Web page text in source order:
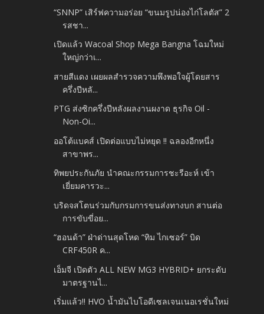
“SNNP” เสิร์ฟความอร่อย “ขนมรูปน่องไก่โลตัส” 2
รสชา...
เปิดแล้ว Wacoal Shop Mega Bangna โฉมใหม่
ใหญ่กว่าเ...
สายสีแดง เผยผลสำรวจความพึงพอใจผู้โดยสาร
ครึ่งปีหลั...
PTG ส่งซิกครึ่งปีหลังผลงานผงาด ธุรกิจ Oil -
Non-Oi...
ออโต้แบคส์ เปิดต่อแบบไม่หยุด !! ฉลองอีกหนึ่ง
สาขาพร...
ทิพยประกันภัย นำคณะกรรมการชะรีอะห์ เข้า
เยี่ยมคารวะ...
บริดจสโตนร่วมกับกรมการขนส่งทางบก สานต่อ
การขับขี่อย...
“ฮอนด้า” ฝ่าด่านสุดโหด “ทิม ไกเซอร์” บิด
CRF450R ค...
เอ็มจี เปิดตัว ALL NEW MG3 HYBRID+ ยกระดับ
มาตรฐานไ...
เริ่มแล้ว!! HVO น้ำมันไบโอดีเซลเจนเนอเรชั่นใหม่